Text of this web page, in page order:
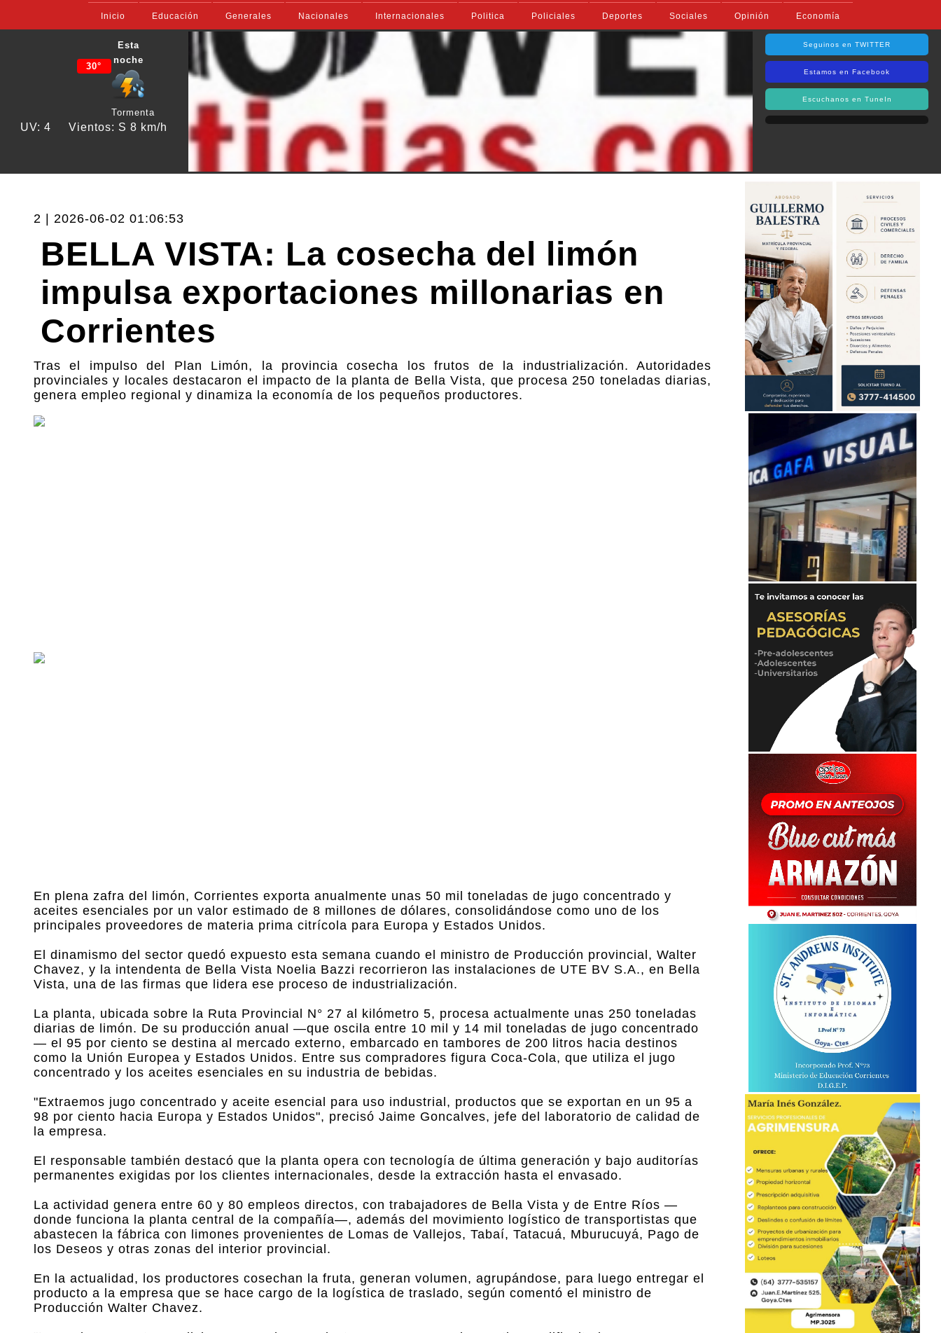
Inicio Educación Generales Nacionales Internacionales Politica Policiales Deportes Sociales Opinión Economía
30°
Esta
noche
Tormenta
UV: 4 Vientos: S 8 km/h
Seguinos en TWITTER
Estamos en Facebook
Escuchanos en TuneIn
2 | 2026-06-02 01:06:53
BELLA VISTA: La cosecha del limón
impulsa exportaciones millonarias en
Corrientes
Tras el impulso del Plan Limón, la provincia cosecha los frutos de la industrialización. Autoridades
provinciales y locales destacaron el impacto de la planta de Bella Vista, que procesa 250 toneladas diarias,
genera empleo regional y dinamiza la economía de los pequeños productores.
En plena zafra del limón, Corrientes exporta anualmente unas 50 mil toneladas de jugo concentrado y
aceites esenciales por un valor estimado de 8 millones de dólares, consolidándose como uno de los
principales proveedores de materia prima citrícola para Europa y Estados Unidos.
El dinamismo del sector quedó expuesto esta semana cuando el ministro de Producción provincial, Walter
Chavez, y la intendenta de Bella Vista Noelia Bazzi recorrieron las instalaciones de UTE BV S.A., en Bella
Vista, una de las firmas que lidera ese proceso de industrialización.
La planta, ubicada sobre la Ruta Provincial N° 27 al kilómetro 5, procesa actualmente unas 250 toneladas
diarias de limón. De su producción anual —que oscila entre 10 mil y 14 mil toneladas de jugo concentrado
— el 95 por ciento se destina al mercado externo, embarcado en tambores de 200 litros hacia destinos
como la Unión Europea y Estados Unidos. Entre sus compradores figura Coca-Cola, que utiliza el jugo
concentrado y los aceites esenciales en su industria de bebidas.
"Extraemos jugo concentrado y aceite esencial para uso industrial, productos que se exportan en un 95 a
98 por ciento hacia Europa y Estados Unidos", precisó Jaime Goncalves, jefe del laboratorio de calidad de
la empresa.
El responsable también destacó que la planta opera con tecnología de última generación y bajo auditorías
permanentes exigidas por los clientes internacionales, desde la extracción hasta el envasado.
La actividad genera entre 60 y 80 empleos directos, con trabajadores de Bella Vista y de Entre Ríos —
donde funciona la planta central de la compañía—, además del movimiento logístico de transportistas que
abastecen la fábrica con limones provenientes de Lomas de Vallejos, Tabaí, Tatacuá, Mburucuyá, Pago de
los Deseos y otras zonas del interior provincial.
En la actualidad, los productores cosechan la fruta, generan volumen, agrupándose, para luego entregar el
producto a la empresa que se hace cargo de la logística de traslado, según comentó el ministro de
Producción Walter Chavez.